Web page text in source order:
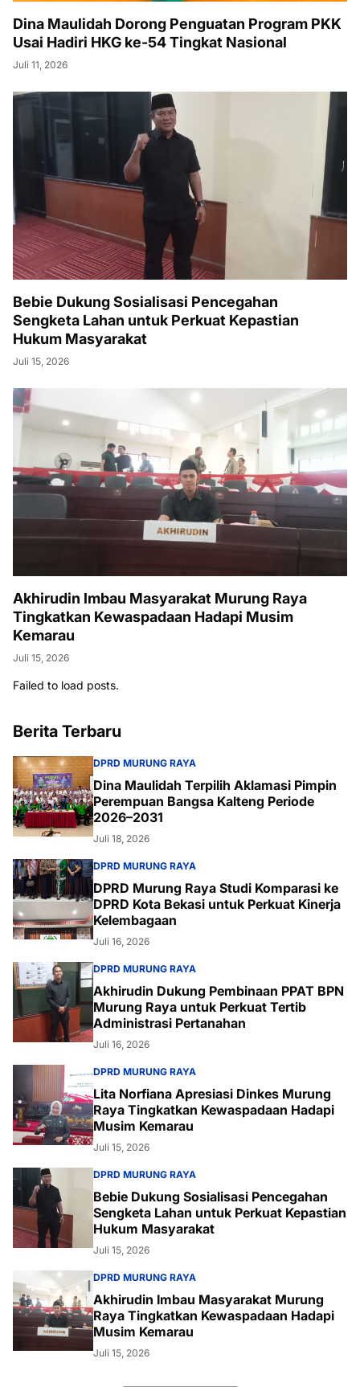
Dina Maulidah Dorong Penguatan Program PKK
Usai Hadiri HKG ke-54 Tingkat Nasional
Juli 11, 2026
Bebie Dukung Sosialisasi Pencegahan
Sengketa Lahan untuk Perkuat Kepastian
Hukum Masyarakat
Juli 15, 2026
Akhirudin Imbau Masyarakat Murung Raya
Tingkatkan Kewaspadaan Hadapi Musim
Kemarau
Juli 15, 2026
Failed to load posts.
Berita Terbaru
DPRD MURUNG RAYA
Dina Maulidah Terpilih Aklamasi Pimpin
Perempuan Bangsa Kalteng Periode
2026–2031
Juli 18, 2026
DPRD MURUNG RAYA
DPRD Murung Raya Studi Komparasi ke
DPRD Kota Bekasi untuk Perkuat Kinerja
Kelembagaan
Juli 16, 2026
DPRD MURUNG RAYA
Akhirudin Dukung Pembinaan PPAT BPN
Murung Raya untuk Perkuat Tertib
Administrasi Pertanahan
Juli 16, 2026
DPRD MURUNG RAYA
Lita Norfiana Apresiasi Dinkes Murung
Raya Tingkatkan Kewaspadaan Hadapi
Musim Kemarau
Juli 15, 2026
DPRD MURUNG RAYA
Bebie Dukung Sosialisasi Pencegahan
Sengketa Lahan untuk Perkuat Kepastian
Hukum Masyarakat
Juli 15, 2026
DPRD MURUNG RAYA
Akhirudin Imbau Masyarakat Murung
Raya Tingkatkan Kewaspadaan Hadapi
Musim Kemarau
Juli 15, 2026